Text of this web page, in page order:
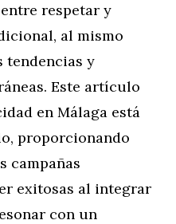
respetar y
al mismo
tendencias y
Este artículo
en Málaga está
proporcionando
campañas
exitosas al integrar
con un